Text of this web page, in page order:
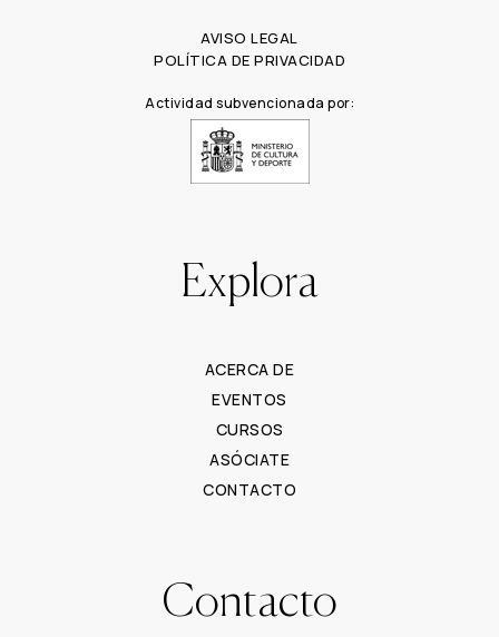
AVISO LEGAL
POLÍTICA DE PRIVACIDAD
Actividad subvencionada por:
Explora
ACERCA DE
EVENTOS
CURSOS
ASÓCIATE
CONTACTO
Contacto